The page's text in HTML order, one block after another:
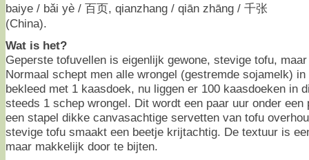
baiye / bǎi yè / 百页, qianzhang / qiān zhāng / 千张
(China).
Wat is het?
Geperste tofuvellen is eigenlijk gewone, stevige tofu,
Normaal schept men alle wrongel (gestremde sojamelk)
bekleed met 1 kaasdoek, nu liggen er 100 kaasdoeken in
steeds 1 schep wrongel. Dit wordt een paar uur onder een
een stapel dikke canvasachtige servetten van tofu
stevige tofu smaakt een beetje krijtachtig. De textuur is
maar makkelijk door te bijten.